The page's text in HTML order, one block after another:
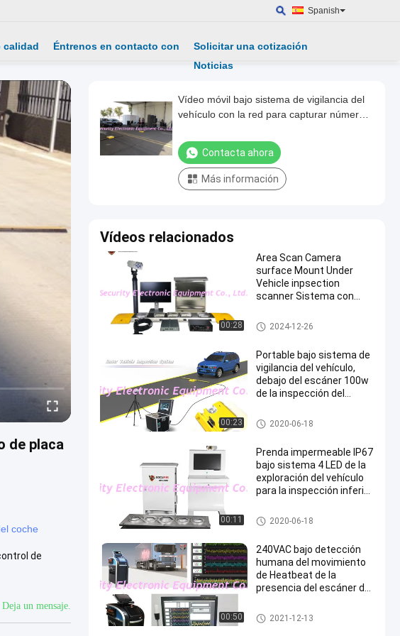
Spanish
calidad Éntrenos en contacto con
Solicitar una cotización
Noticias
de placa
coche
de
Deja un mensaje.
Vídeo móvil bajo sistema de vigilancia del
vehículo con la red para capturar número
Contacta ahora
Más información
Vídeos relacionados
00:28
Area Scan Camera
surface Mount Under
Vehicle inpsection
scanner Sistema con
cámara LPR
Bajo el sistema de vigilancia d
e vehículos
2024-12-26
00:23
Portable bajo sistema de
vigilancia del vehículo,
debajo del escáner 100w
de la inspección del
Bajo el sistema de vigilancia d
e vehículos
2020-06-18
00:11
Prenda impermeable IP67
bajo sistema 4 LED de la
exploración del vehículo
para la inspección inferior
Bajo el sistema de vigilancia d
e vehículos
2020-06-18
00:50
240VAC bajo detección
humana del movimiento
de Heatbeat de la
presencia del escáner de
Bajo el sistema de vigilancia d
e vehículos
2021-12-13